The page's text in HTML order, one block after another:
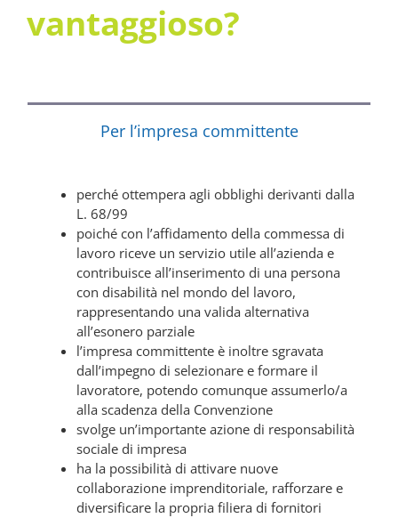
vantaggioso?
Per l’impresa committente
perché ottempera agli obblighi derivanti dalla
L. 68/99
poiché con l’affidamento della commessa di
lavoro riceve un servizio utile all’azienda e
contribuisce all’inserimento di una persona
con disabilità nel mondo del lavoro,
rappresentando una valida alternativa
all’esonero parziale
l’impresa committente è inoltre sgravata
dall’impegno di selezionare e formare il
lavoratore, potendo comunque assumerlo/a
alla scadenza della Convenzione
svolge un’importante azione di responsabilità
sociale di impresa
ha la possibilità di attivare nuove
collaborazione imprenditoriale, rafforzare e
diversificare la propria filiera di fornitori